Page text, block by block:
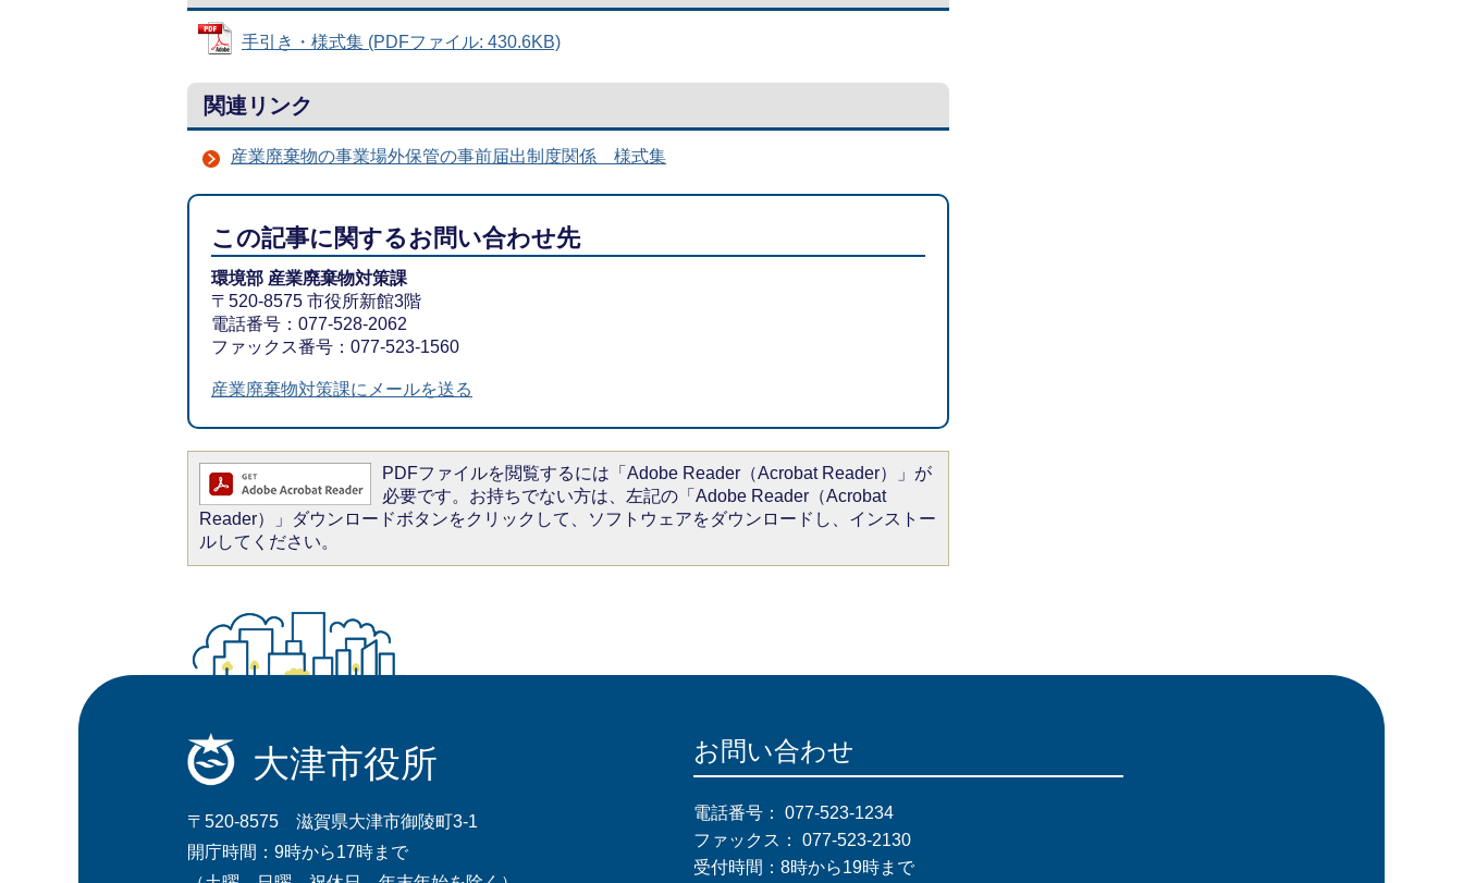
手引き・様式集 (PDFファイル: 430.6KB)
関連リンク
産業廃棄物の事業場外保管の事前届出制度関係 様式集
この記事に関するお問い合わせ先
環境部 産業廃棄物対策課
〒520-8575 市役所新館3階
電話番号：077-528-2062
ファックス番号：077-523-1560
産業廃棄物対策課にメールを送る
PDFファイルを閲覧するには「Adobe Reader（Acrobat Reader）」が
必要です。お持ちでない方は、左記の「Adobe Reader（Acrobat
Reader）」ダウンロードボタンをクリックして、ソフトウェアをダウンロードし、インストー
ルしてください。
大津市役所
〒520-8575 滋賀県大津市御陵町3-1
開庁時間：9時から17時まで
お問い合わせ
電話番号： 077-523-1234
ファックス： 077-523-2130
受付時間：8時から19時まで